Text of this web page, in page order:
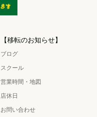
【移転のお知らせ】
ブログ
スクール
営業時間・地図
店休日
お問い合わせ